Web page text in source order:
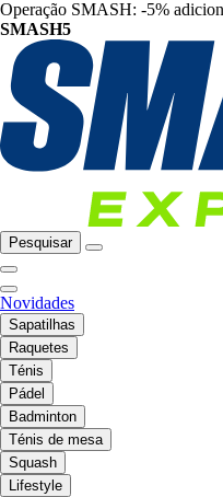
Operação SMASH: -5%
SMASH5
Pesquisar
Novidades
Sapatilhas
Raquetes
Ténis
Pádel
Badminton
Ténis de mesa
Squash
Lifestyle